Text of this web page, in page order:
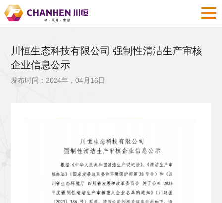
川恒生态科技有限公司 强制性清洁生产审核
企业信息公示
发布时间：2024年，04月16日